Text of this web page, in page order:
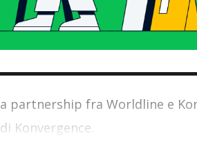
a partnership fra Worldline e
di Konvergence.